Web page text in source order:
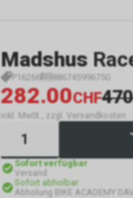
Madshus
P16266 886745996750
282.00CHF
inkl. MwSt., zzgl. Versandkosten
Sofort verfügbar
Versand
Sofort abholbar
Abholung BIKE ACADEMY